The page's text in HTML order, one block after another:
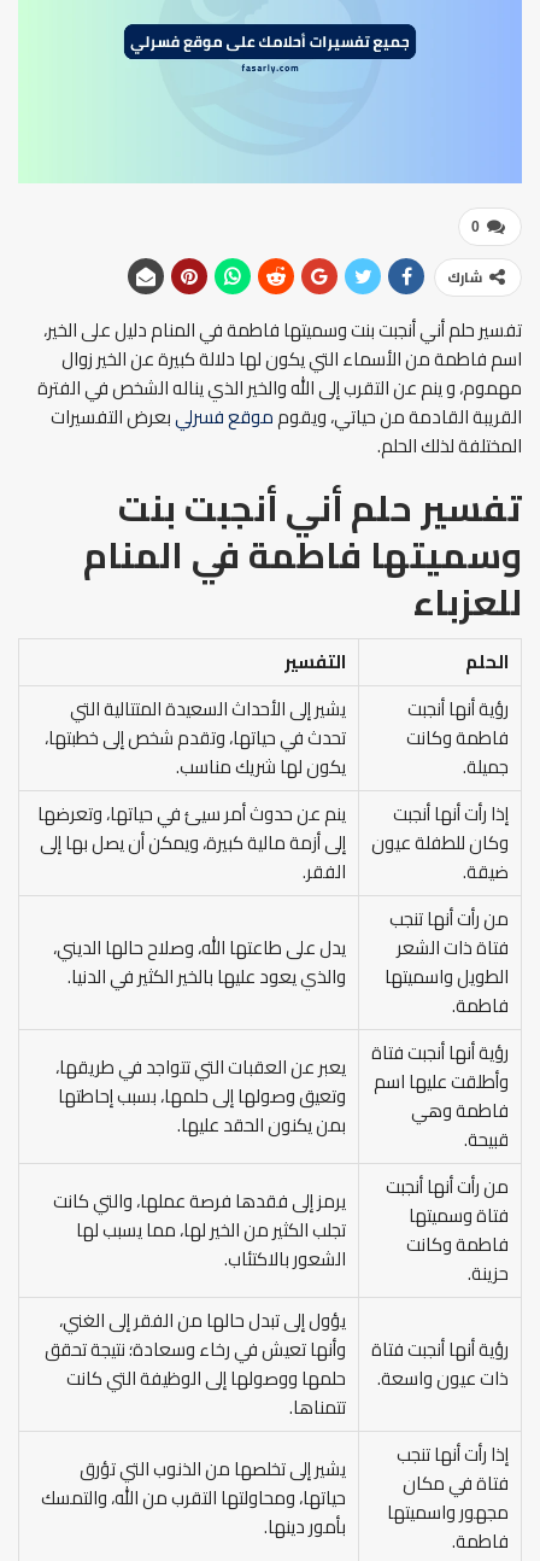
0
شارك
تفسير حلم أني أنجبت بنت وسميتها فاطمة في المنام دليل على الخير،
اسم فاطمة من الأسماء التي يكون لها دلالة كبيرة عن الخير زوال
مهموم، و ينم عن التقرب إلى الله والخير الذي يناله الشخص في الفترة
القريبة القادمة من حياتي، ويقومموقع فسرليبعرض التفسيرات
المختلفة لذلك الحلم.
تفسير حلم أني أنجبت بنت
وسميتها فاطمة في المنام
للعزباء
الحلم
التفسير
رؤية أنها أنجبت
فاطمة وكانت
جميلة.
يشير إلى الأحداث السعيدة المتتالية التي
تحدث في حياتها، وتقدم شخص إلى خطبتها،
يكون لها شريك مناسب.
إذا رأت أنها أنجبت
وكان للطفلة عيون
ضيقة.
ينم عن حدوث أمر سيئ في حياتها، وتعرضها
إلى أزمة مالية كبيرة، ويمكن أن يصل بها إلى
الفقر.
من رأت أنها تنجب
فتاة ذات الشعر
الطويل واسميتها
فاطمة.
يدل على طاعتها الله، وصلاح حالها الديني،
والذي يعود عليها بالخير الكثير في الدنيا.
رؤية أنها أنجبت فتاة
وأطلقت عليها اسم
فاطمة وهي
قبيحة.
يعبر عن العقبات التي تتواجد في طريقها،
وتعيق وصولها إلى حلمها، بسبب إحاطتها
بمن يكنون الحقد عليها.
من رأت أنها أنجبت
فتاة وسميتها
فاطمة وكانت
حزينة.
يرمز إلى فقدها فرصة عملها، والتي كانت
تجلب الكثير من الخير لها، مما يسبب لها
الشعور بالاكتئاب.
رؤية أنها أنجبت فتاة
ذات عيون واسعة.
يؤول إلى تبدل حالها من الفقر إلى الغني،
وأنها تعيش في رخاء وسعادة؛ نتيجة تحقق
حلمها ووصولها إلى الوظيفة التي كانت
تتمناها.
إذا رأت أنها تنجب
فتاة في مكان
مجهور واسميتها
فاطمة.
يشير إلى تخلصها من الذنوب التي تؤرق
حياتها، ومحاولتها التقرب من الله، والتمسك
بأمور دينها.